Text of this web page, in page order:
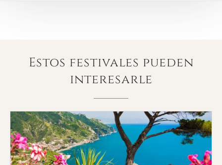
Estos festivales pueden
interesarle